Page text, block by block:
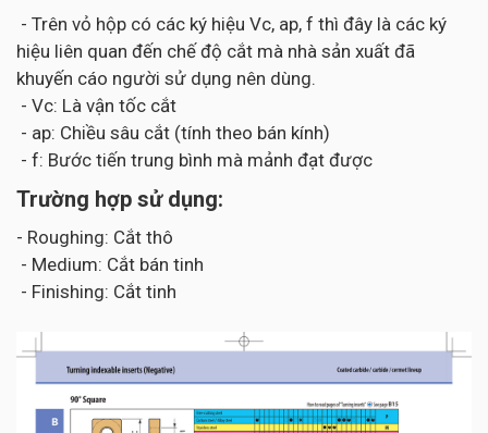
- Trên vỏ hộp có các ký hiệu Vc, ap, f thì đây là các ký
hiệu liên quan đến chế độ cắt mà nhà sản xuất đã
khuyến cáo người sử dụng nên dùng.
- Vc: Là vận tốc cắt
- ap: Chiều sâu cắt (tính theo bán kính)
- f: Bước tiến trung bình mà mảnh đạt được
Trường hợp sử dụng:
- Roughing: Cắt thô
- Medium: Cắt bán tinh
- Finishing: Cắt tinh